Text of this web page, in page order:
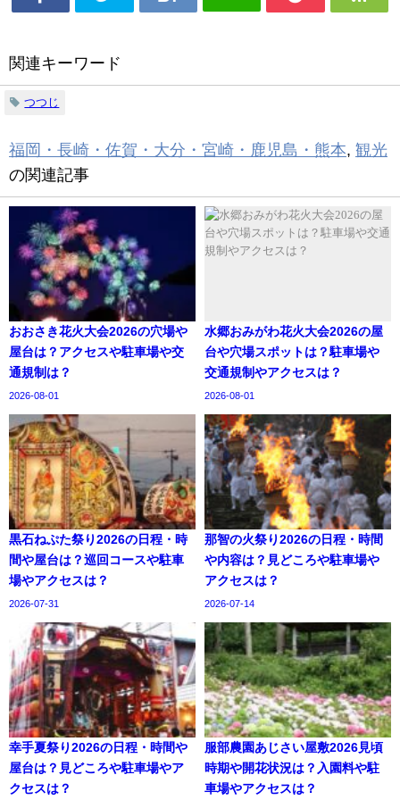
関連キーワード
つつじ
福岡・長崎・佐賀・大分・宮崎・鹿児島・熊本, 観光
の関連記事
おおさき花火大会2026の穴場や
屋台は？アクセスや駐車場や交
通規制は？
2026-08-01
水郷おみがわ花火大会2026の屋
台や穴場スポットは？駐車場や
交通規制やアクセスは？
2026-08-01
黒石ねぷた祭り2026の日程・時
間や屋台は？巡回コースや駐車
場やアクセスは？
2026-07-31
那智の火祭り2026の日程・時間
や内容は？見どころや駐車場や
アクセスは？
2026-07-14
幸手夏祭り2026の日程・時間や
屋台は？見どころや駐車場やア
クセスは？
服部農園あじさい屋敷2026見頃
時期や開花状況は？入園料や駐
車場やアクセスは？